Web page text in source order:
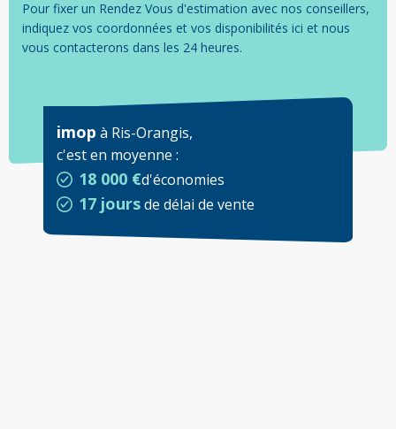
Pour fixer un Rendez Vous d'estimation avec nos conseillers,
indiquez vos coordonnées et vos disponibilités ici et nous
vous contacterons dans les 24 heures.
imop à Ris-Orangis,
c'est en moyenne :
18 000 €d'économies
17 joursde délai de vente